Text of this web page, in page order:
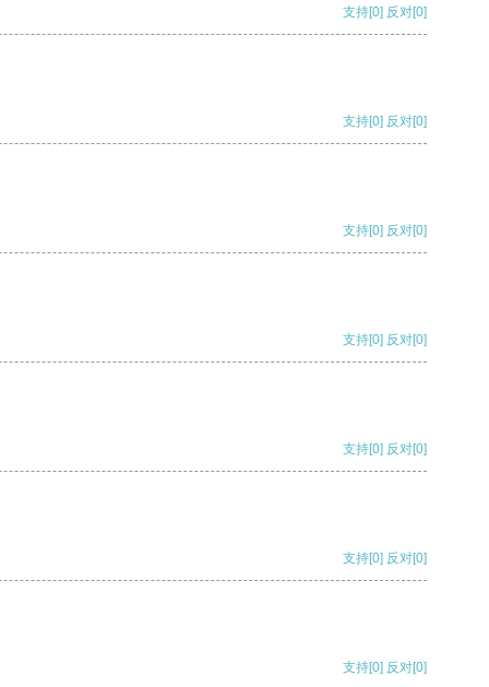
支持[0] 反对[0]
支持[0] 反对[0]
支持[0] 反对[0]
支持[0] 反对[0]
支持[0] 反对[0]
支持[0] 反对[0]
支持[0] 反对[0]